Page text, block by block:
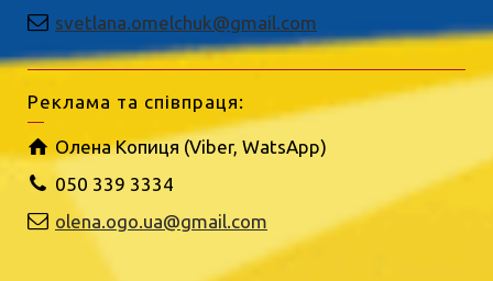
svetlana.omelchuk@gmail.com
Реклама та співпраця:
Олена Копиця (Viber, WatsApp)
050 339 3334
olena.ogo.ua@gmail.com